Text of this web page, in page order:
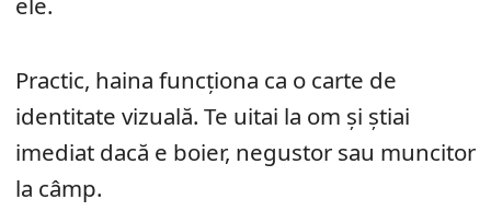
Practic, haina funcționa ca o carte de
identitate vizuală. Te uitai la om și știai
imediat dacă e boier, negustor sau muncitor
la câmp.